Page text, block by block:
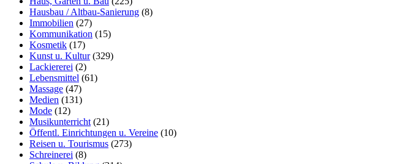
Hausbau / Altbau-Sanierung (8)
Immobilien (27)
Kommunikation (15)
Kosmetik (17)
Kunst u. Kultur(329)
Lackiererei (2)
Lebensmittel (61)
Massage (47)
Medien (131)
Mode (12)
Musikunterricht (21)
Öffentl. Einrichtungen u. Vereine (10)
Reisen u. Tourismus (273)
Schreinerei (8)